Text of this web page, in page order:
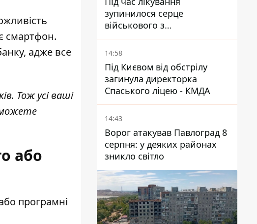
смартфон.
адже все
Тож усі ваші
або
програмні
зупинилося серце
військового з
Дніпропетровської області
Ростислава Лупашка
14:58
Під Києвом від обстрілу
загинула директорка
Спаського ліцею - КМДА
14:43
Ворог атакував Павлоград 8
серпня: у деяких районах
зникло світло